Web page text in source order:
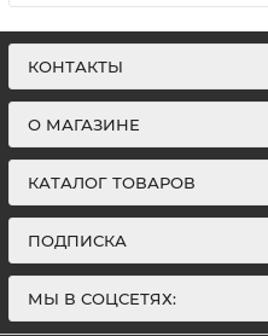
КОНТАКТЫ
О МАГАЗИНЕ
КАТАЛОГ ТОВАРОВ
ПОДПИСКА
МЫ В СОЦСЕТЯХ: